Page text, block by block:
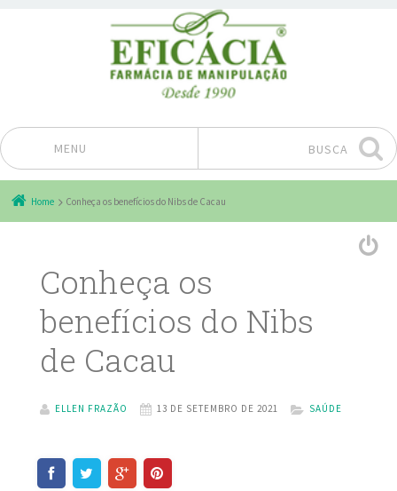
MENU
Pular para o conteúdo
BUSCA
Home Conheça os benefícios do Nibs de Cacau
Conheça os
benefícios do Nibs
de Cacau
ELLEN FRAZÃO 13 DE SETEMBRO DE 2021 SAÚDE